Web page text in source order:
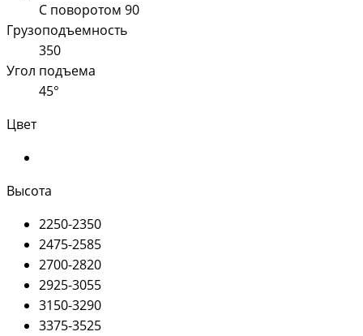
С поворотом 90
Грузоподъемность
350
Угол подъема
45°
Цвет
Высота
2250-2350
2475-2585
2700-2820
2925-3055
3150-3290
3375-3525